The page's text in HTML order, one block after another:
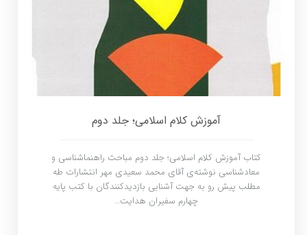
آموزش کلام اسلامی؛ جلد دوم
کتاب آموزش کلام اسلامی؛ جلد دوم مباحث راهنماشناسی و
معادشناسی نوشته‌ی آقای محمد سعیدی مهر انتشارات طه
مطلب پیش رو به جهت آشنایی بازدیدکنندگان با کتب پایه
چهارم سفیران هدایت…